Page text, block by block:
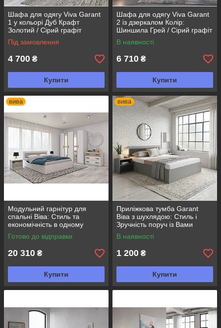
Шафа для одягу Viva Garant
1 у кольорі Дуб Крафт
Золотий / Сірий графіт
Під замовлення
4 700 ₴
Купити
Шафа для одягу Viva Garant
2 із дзеркалом Колір:
Шиншила Грей / Сірий графіт
В наявності
6 710 ₴
Купити
вива
Модульний гарнітур для
спальні Віва: Стиль та
економічність в одному
наборі
Готово до відправки
20 310 ₴
Купити
вива
Приліжкова тумба Garant
Віва з шухлядою: Стиль і
Зручність поруч із Вами
В наявності
1 200 ₴
Купити